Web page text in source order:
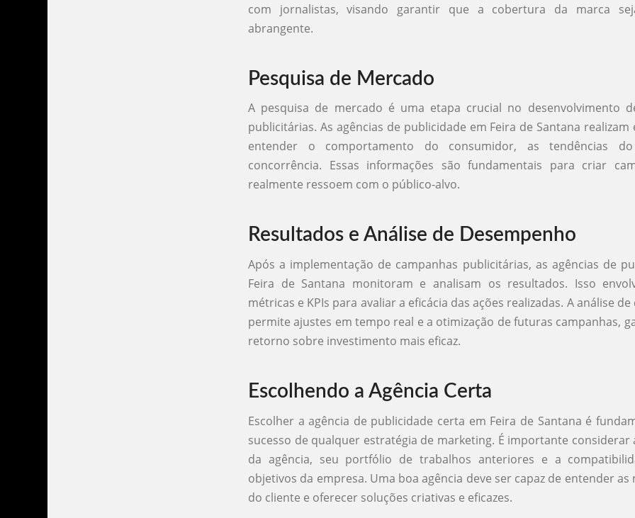
com jornalistas, visando garantir que a cobertura da marca
abrangente.
Pesquisa de Mercado
A pesquisa de mercado é uma etapa crucial no desenvolvimento
publicitárias. As agências de publicidade em Feira de Santana realizam
entender o comportamento do consumidor, as tendências
concorrência. Essas informações são fundamentais para criar
realmente ressoem com o público-alvo.
Resultados e Análise de Desempenho
Após a implementação de campanhas publicitárias, as agências de
Feira de Santana monitoram e analisam os resultados. Isso
métricas e KPIs para avaliar a eficácia das ações realizadas. A análise
permite ajustes em tempo real e a otimização de futuras campanhas,
retorno sobre investimento mais eficaz.
Escolhendo a Agência Certa
Escolher a agência de publicidade certa em Feira de Santana é
sucesso de qualquer estratégia de marketing. É importante considerar
da agência, seu portfólio de trabalhos anteriores e a
objetivos da empresa. Uma boa agência deve ser capaz de entender as
do cliente e oferecer soluções criativas e eficazes.